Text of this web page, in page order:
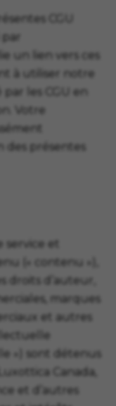
CGU
un lien vers ces
à utiliser notre
les CGU en
Votre
des présentes
service et
(« contenu »),
droits d’auteur,
marques
et autres
») sont détenus
Canada,
et d’autres